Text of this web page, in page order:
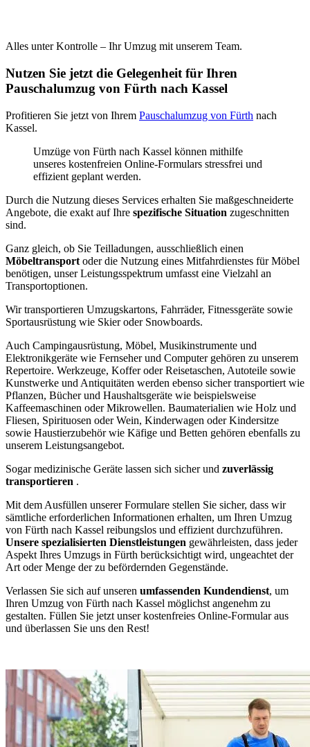
Alles unter Kontrolle – Ihr Umzug mit unserem Team.
Nutzen Sie jetzt die Gelegenheit für Ihren
Pauschalumzug von Fürth nach Kassel
Profitieren Sie jetzt von Ihrem Pauschalumzug von Fürth nach
Kassel.
Umzüge von Fürth nach Kassel können mithilfe
unseres kostenfreien Online-Formulars stressfrei und
effizient geplant werden.
Durch die Nutzung dieses Services erhalten Sie maßgeschneiderte
Angebote, die exakt auf Ihre spezifische Situation zugeschnitten
sind.
Ganz gleich, ob Sie Teilladungen, ausschließlich einen
Möbeltransport oder die Nutzung eines Mitfahrdienstes für Möbel
benötigen, unser Leistungsspektrum umfasst eine Vielzahl an
Transportoptionen.
Wir transportieren Umzugskartons, Fahrräder, Fitnessgeräte sowie
Sportausrüstung wie Skier oder Snowboards.
Auch Campingausrüstung, Möbel, Musikinstrumente und
Elektronikgeräte wie Fernseher und Computer gehören zu unserem
Repertoire. Werkzeuge, Koffer oder Reisetaschen, Autoteile sowie
Kunstwerke und Antiquitäten werden ebenso sicher transportiert wie
Pflanzen, Bücher und Haushaltsgeräte wie beispielsweise
Kaffeemaschinen oder Mikrowellen. Baumaterialien wie Holz und
Fliesen, Spirituosen oder Wein, Kinderwagen oder Kindersitze
sowie Haustierzubehör wie Käfige und Betten gehören ebenfalls zu
unserem Leistungsangebot.
Sogar medizinische Geräte lassen sich sicher und zuverlässig
transportieren .
Mit dem Ausfüllen unserer Formulare stellen Sie sicher, dass wir
sämtliche erforderlichen Informationen erhalten, um Ihren Umzug
von Fürth nach Kassel reibungslos und effizient durchzuführen.
Unsere spezialisierten Dienstleistungen gewährleisten, dass jeder
Aspekt Ihres Umzugs in Fürth berücksichtigt wird, ungeachtet der
Art oder Menge der zu befördernden Gegenstände.
Verlassen Sie sich auf unseren umfassenden Kundendienst, um
Ihren Umzug von Fürth nach Kassel möglichst angenehm zu
gestalten. Füllen Sie jetzt unser kostenfreies Online-Formular aus
und überlassen Sie uns den Rest!